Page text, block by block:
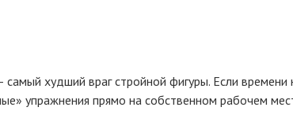
самый худший враг стройной фигуры. Если
упражнения прямо на собственном рабочем